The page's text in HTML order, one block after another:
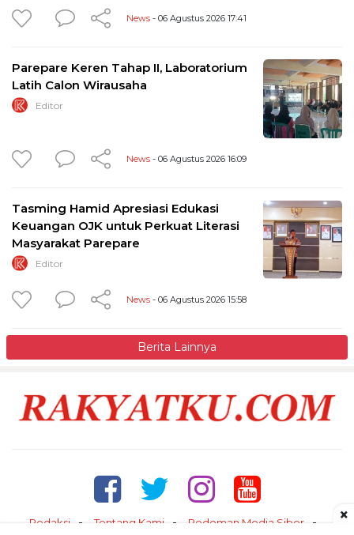
News - 06 Agustus 2026 17:41
Parepare Keren Tahap II, Laboratorium
Latih Calon Wirausaha
Editor
News - 06 Agustus 2026 16:09
Tasming Hamid Apresiasi Edukasi
Keuangan OJK untuk Perkuat Literasi
Masyarakat Parepare
Editor
News - 06 Agustus 2026 15:58
Berita Lainnya
Redaksi Tentang Kami Pedoman Media Siber ×